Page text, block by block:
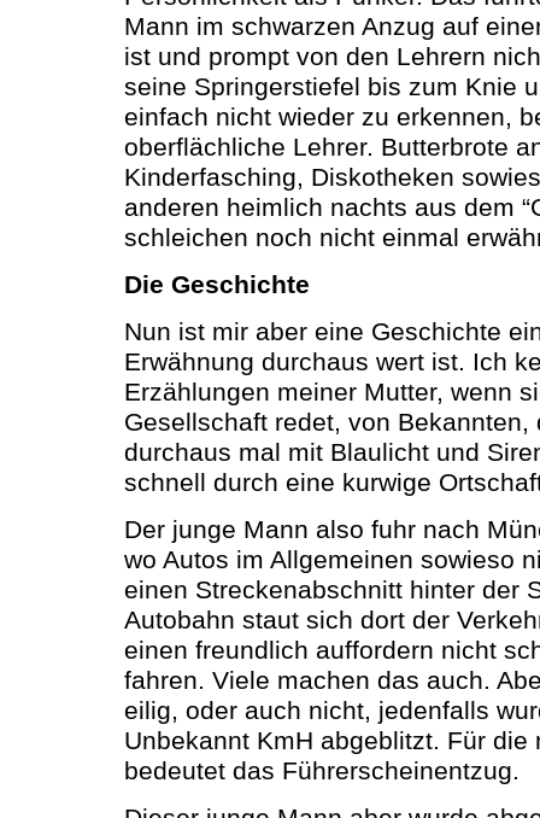
Mann im schwarzen Anzug auf
ist und prompt von den Lehrern
seine Springerstiefel bis zum Knie
einfach nicht wieder zu erkennen,
oberflächliche Lehrer. Butterbrote
Kinderfasching, Diskotheken
anderen heimlich nachts aus dem
schleichen noch nicht einmal
Die Geschichte
Nun ist mir aber eine Geschichte
Erwähnung durchaus wert ist. Ich
Erzählungen meiner Mutter, wenn
Gesellschaft redet, von Bekannten,
durchaus mal mit Blaulicht und
schnell durch eine kurwige
Der junge Mann also fuhr nach
wo Autos im Allgemeinen sowieso
einen Streckenabschnitt hinter der
Autobahn staut sich dort der
einen freundlich auffordern nicht
fahren. Viele machen das auch.
eilig, oder auch nicht, jedenfalls
Unbekannt KmH abgeblitzt. Für die
bedeutet das Führerscheinentzug.